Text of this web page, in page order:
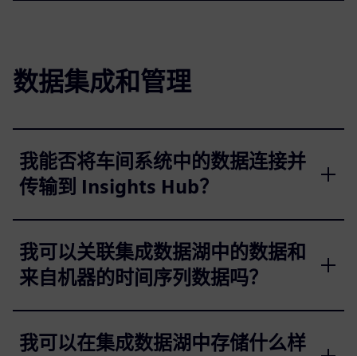
数据集成和管理
我能否将车间系统中的数据连接并
传输到 Insights Hub？
我可以关联集成数据湖中的数据和
来自机器的时间序列数据吗？
我可以在集成数据湖中存储什么样